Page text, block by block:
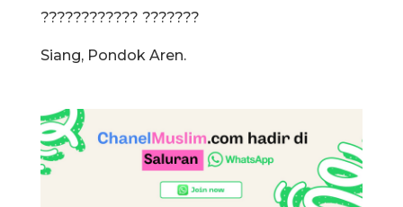
???????????? ???????
Siang, Pondok Aren.